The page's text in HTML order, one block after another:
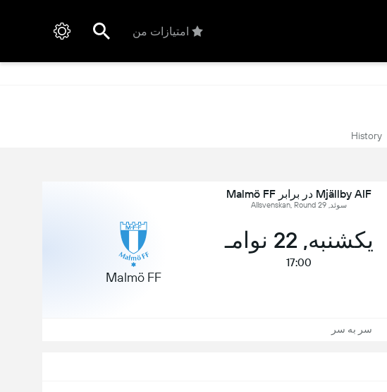
امتیازات من
History
Mjällby AIF در برابر Malmö FF
سوئد, Allsvenskan, Round 29
یکشنبه, 22 نوامـ
17:00
Malmö FF
سر به سر